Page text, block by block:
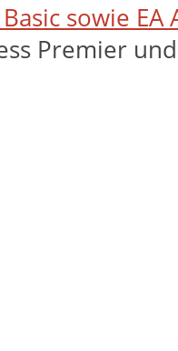
sowie EA
Premier